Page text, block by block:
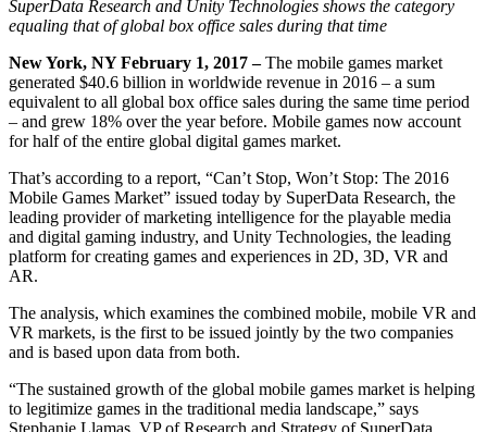
Unity
LiveOps
Анализ после запуска и операции с живыми играми
Развивайте
Привлечение пользователей
Будьте замечены и привлекайте мобильных пользователей
Встроенные покупки
Управляйте IAP в магазинах и D2C
Монетизация
Рекламируйте с помощью Unity
Монетизируйте с помощью
Unity
Примеры использования
Мобильные игры
Создавайте и развивайте мобильные хиты с Unity
Преобразовать опыт в магазине в онлайн-опыт
Автомобильная отрасль
Увеличьте инновации и впечатления в автомобиле
Посмотреть все отрасли
Дополнительная информация
Истории успеха
Истории успеха из реальной жизни
Руководства по лучшим практикам
Советы и хитрости от экспертов
Демонстрационные проекты
Демо-версии, образцы и строительные блоки
Все ресурсы
Что нового
Обновления, информация и технические советы
Новости
Новости, истории и пресс-центр
Присоединяйтесь к разработчикам, креаторам и инсайдерам
Награды Unity
Празднование Unity-креаторов по всему миру
Практические советы и лучшие практики
Образование
Для студентов
Запустите свою карьеру
Для преподавателей
Улучшите свое преподавание
Лицензия Education Grant
Принесите мощь Unity в ваше учебное заведение
Программы сертификации
Докажите свое мастерство в Unity
SuperData Research and Unity Technologies shows the category
equaling that of global box office sales during that time
New York, NY February 1, 2017 –The mobile games market
generated $40.6 billion in worldwide revenue in 2016 – a sum
equivalent to all global box office sales during the same time period
– and grew 18% over the year before. Mobile games now account
for half of the entire global digital games market.
That’s according to a report, “Can’t Stop, Won’t Stop: The 2016
Mobile Games Market” issued today by SuperData Research, the
leading provider of marketing intelligence for the playable media
and digital gaming industry, and Unity Technologies, the leading
platform for creating games and experiences in 2D, 3D, VR and
AR.
The analysis, which examines the combined mobile, mobile VR and
VR markets, is the first to be issued jointly by the two companies
and is based upon data from both.
“The sustained growth of the global mobile games market is helping
to legitimize games in the traditional media landscape,” says